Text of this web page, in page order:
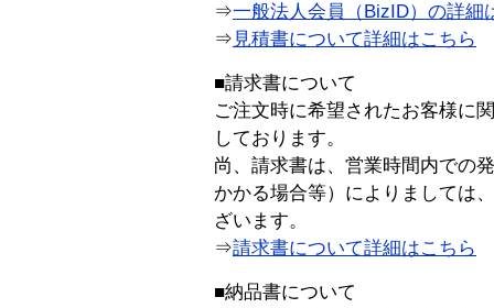
⇒一般法人会員（BizID）の詳細
⇒ 見積書について詳細はこちら
■請求書について
ご注文時に希望されたお客様に
しております。
尚、請求書は、営業時間内での
かかる場合等）によりましては
ざいます。
⇒請求書について詳細はこちら
■納品書について